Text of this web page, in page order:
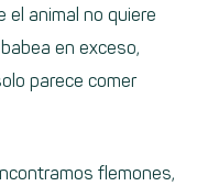
el animal no quiere
en exceso,
parece comer
flemones,